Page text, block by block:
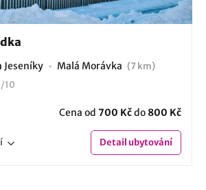
Jeseníky Malá Morávka (7 km)
/10
Cena od 700 Kčdo 800 Kč
Detailubytování